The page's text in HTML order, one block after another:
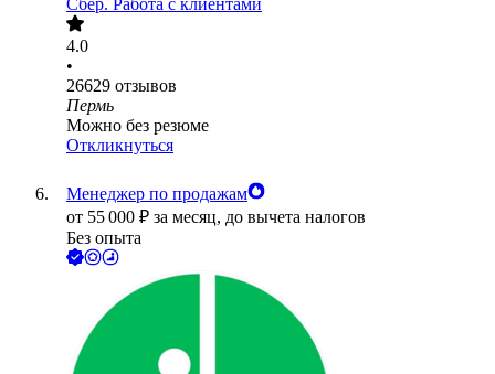
Сбер. Работа с клиентами
4.0
•
26629 отзывов
Пермь
Можно без резюме
Откликнуться
Менеджер по продажам
от 55 000 ₽ за месяц, до вычета налогов
Без опыта